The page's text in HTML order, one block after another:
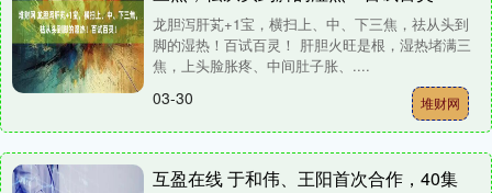
龙胆泻肝芄+1宝，横扫上、中、下三焦，祛从头到
脚的湿热！百试百灵！ 肝胆火旺是根，湿热堵满三
焦，上头脸胀疼、中间肚子胀、....
03-30 堆财网
互盈在线 于和伟、王阳首次合作，40集